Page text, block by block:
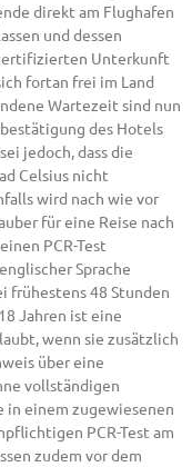
direkt am Flughafen
und dessen
Unterkunft
fortan frei im Land
Wartezeit sind nun
des Hotels
jedoch, dass die
Celsius nicht
wird nach wie vor
für eine Reise nach
PCR-Test
Sprache
frühestens 48 Stunden
Jahren ist eine
wenn sie zusätzlich
über eine
vollständigen
einem zugewiesenen
PCR-Test am
zudem vor dem